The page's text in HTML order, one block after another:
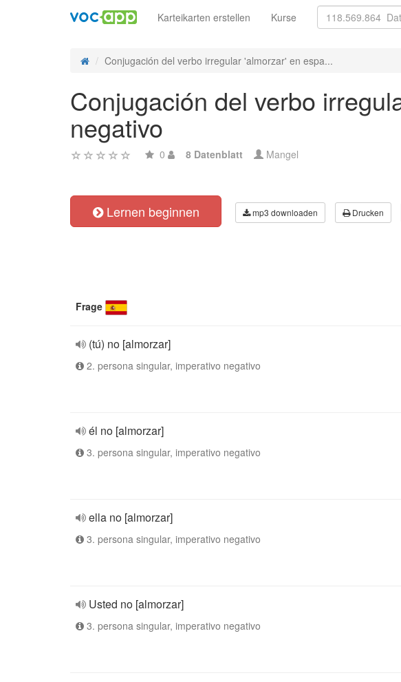
Karteikarten erstellen Kurse
Conjugación del verbo irregular 'almorzar' en espa...
Conjugación del verbo
negativo
0 8 Datenblatt Mangel
Lernen beginnen mp3 downloaden Drucken
Frage
(tú) no [almorzar]
2. persona singular, imperativo negativo
él no [almorzar]
3. persona singular, imperativo negativo
ella no [almorzar]
3. persona singular, imperativo negativo
Usted no [almorzar]
3. persona singular, imperativo negativo